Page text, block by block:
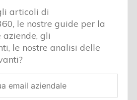
articoli di
le nostre guide per la
gli
le nostre analisi delle